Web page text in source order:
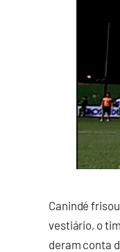
Canindé
vestiário, o
deram conta